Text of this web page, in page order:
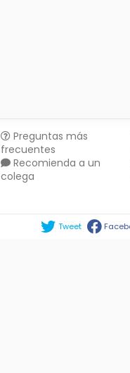
Preguntas más
frecuentes
Recomienda a un
colega
Tweet